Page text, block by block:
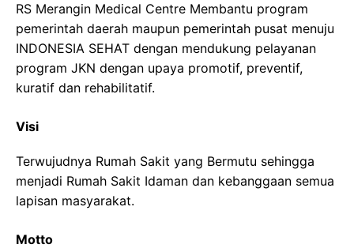
RS Merangin Medical Centre Membantu program
pemerintah daerah maupun pemerintah pusat menuju
INDONESIA SEHAT dengan mendukung pelayanan
program JKN dengan upaya promotif, preventif,
kuratif dan rehabilitatif.
Visi
Terwujudnya Rumah Sakit yang Bermutu sehingga
menjadi Rumah Sakit Idaman dan kebanggaan semua
lapisan masyarakat.
Motto